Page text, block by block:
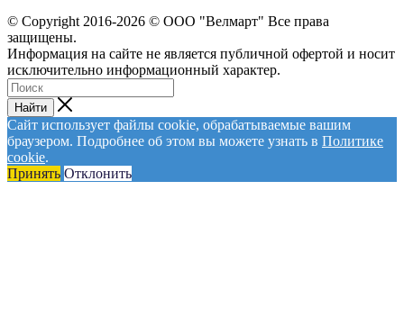
© Сopyright 2016-2026 © ООО "Велмарт" Все права
защищены.
Информация на сайте не является публичной офертой и носит
исключительно информационный характер.
Найти
Сайт использует файлы cookie, обрабатываемые вашим
браузером. Подробнее об этом вы можете узнать в Политике
cookie.
Принять Отклонить